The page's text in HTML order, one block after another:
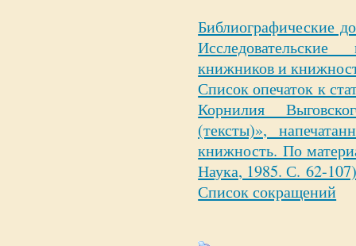
Библиографические
книжников и
Список опечаток к
Корнилия
(тексты)»,
книжность. По
Наука, 1985. С. 62-
Список сокращений